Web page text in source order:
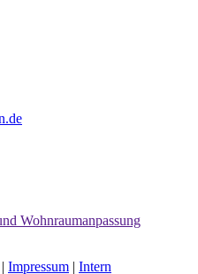
Wohnraumanpassung
| Impressum | Intern